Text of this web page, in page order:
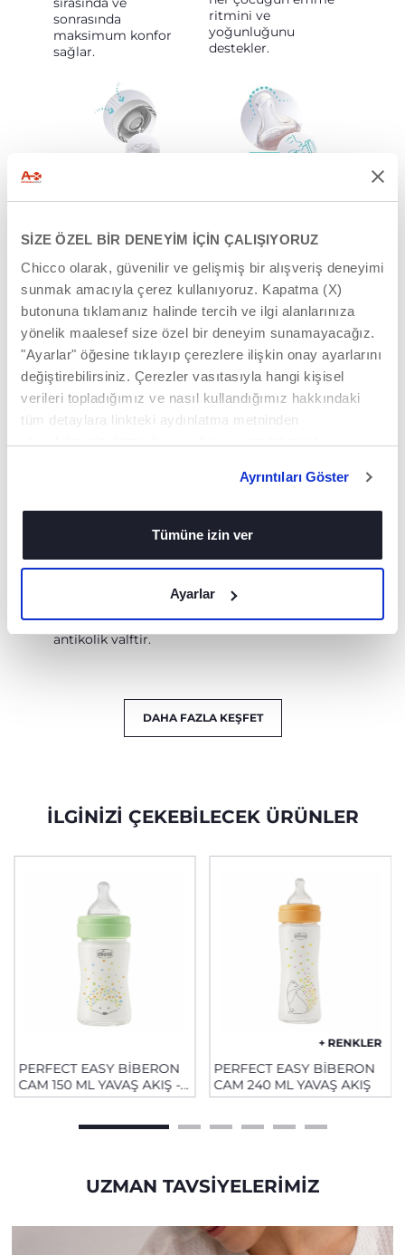
SİZE ÖZEL BİR DENEYİM İÇİN ÇALIŞIYORUZ
Chicco olarak, güvenilir ve gelişmiş bir alışveriş deneyimi
sunmak amacıyla çerez kullanıyoruz. Kapatma (X)
butonuna tıklamanız halinde tercih ve ilgi alanlarınıza
yönelik maalesef size özel bir deneyim sunamayacağız.
"Ayarlar" öğesine tıklayıp çerezlere ilişkin onay ayarlarını
değiştirebilirsiniz. Çerezler vasıtasıyla hangi kişisel
verileri topladığımız ve nasıl kullandığımız hakkındaki
tüm detaylara linkteki aydınlatma metninden
Ayrıntıları Göster
Tümüne izin ver
Ayarlar
sonrasında
maksimum konfor
sağlar.
ritmini ve
yoğunluğunu
destekler.
tabanındaki Denge
hava, biberonun alt
kısmına girer.
Sütle karışmaz ve
bebeğin karnına
gitmez. Reflü,
huzursuzluk ve kolik
ataklarını azaltır.
yoğunluğuna göre
uyarlayan, mikro
hareketleri sayesinde
farklı emme
yoğunluklarına kişiye
özel yanıt veren esnek
ve dinamik bir
antikolik valftir.
Bebeklerin %98’i
tarafından kabul edilir.
Simetrik, düz ve
uzatılmış silikon şekli
sayesinde doğru
kavramayı ve dilin
peristaltik hareketini
destekler. Bebeğin
gelişimine uyum
sağlamak için 4 farklı
akış seçeneği
mevcuttur.
DAHA FAZLA KEŞFET
İLGINIZI ÇEKEBILECEK ÜRÜNLER
PERFECT EASY BİBERON
CAM 150 ML YAVAŞ AKIŞ -
UNISEX
+ RENKLER
PERFECT EASY BİBERON
CAM 240 ML YAVAŞ AKIŞ
UZMAN TAVSIYELERIMIZ